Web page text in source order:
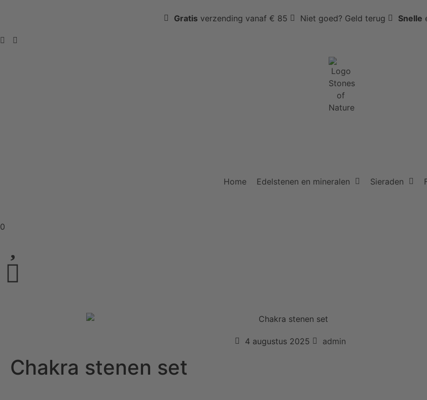
Gratis verzending vanaf € 85 Niet goed? Geld terug Snelle
Home Edelstenen en mineralen Sieraden
0
4 augustus 2025 admin
Chakra stenen set